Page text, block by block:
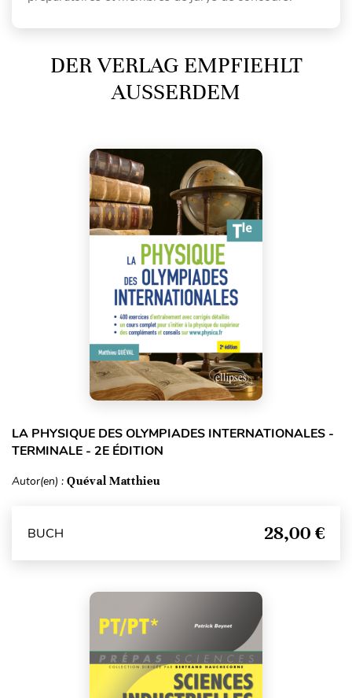
DER VERLAG EMPFIEHLT
AUSSERDEM
LA PHYSIQUE DES OLYMPIADES INTERNATIONALES -
TERMINALE - 2E ÉDITION
Autor(en) : Quéval Matthieu
BUCH 28,00 €